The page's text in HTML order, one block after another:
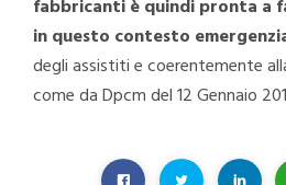
fabbricanti è quindi pronta a
in questo contesto
degli assistiti e coerentemente
come da Dpcm del 12 Gennaio